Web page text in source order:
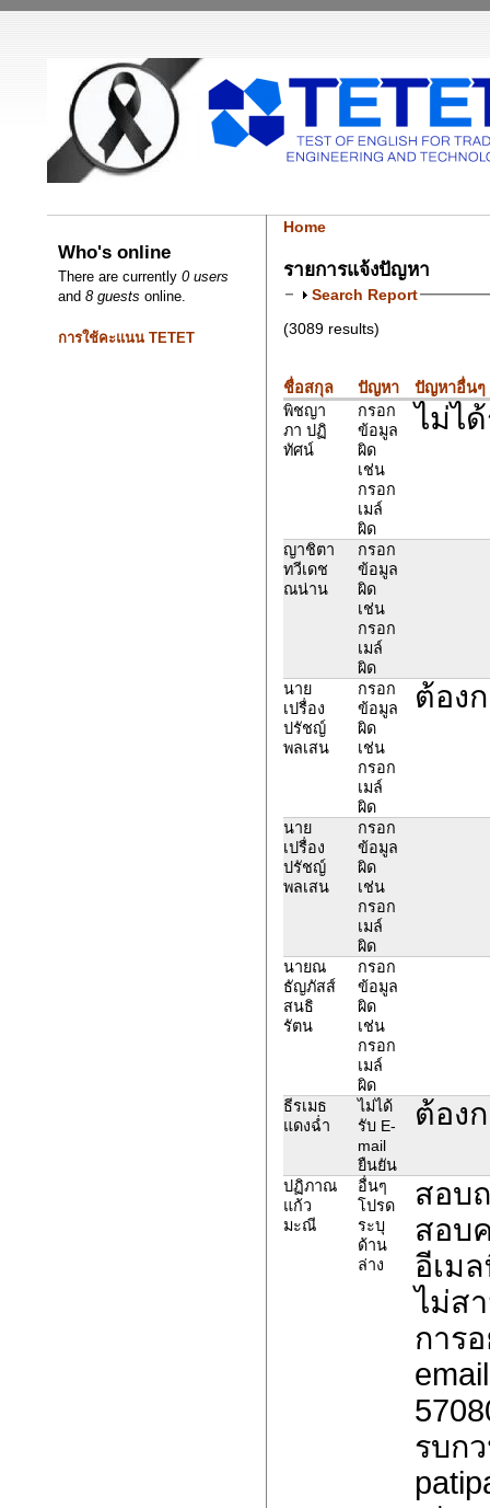
Who's online
There are currently0 users
and8 guests online.
การใช้คะแนน TETET
Home
รายการแจ้งปัญหา
Search Report
(3089 results)
ชื่อสกุล ปัญหา
ปัญหาอื่นๆ
พิชญา
ภา ปฏิ
ทัศน์
กรอก
ข้อมูล
ผิด
เช่น
กรอก
เมล์
ผิด
ไม่ไ
ญาชิตา
ทวีเดช
ณน่าน
กรอก
ข้อมูล
ผิด
เช่น
กรอก
เมล์
ผิด
นาย
เปรื่อง
ปรัชญ์
พลเสน
กรอก
ข้อมูล
ผิด
เช่น
กรอก
เมล์
ผิด
ต้อง
นาย
เปรื่อง
ปรัชญ์
พลเสน
กรอก
ข้อมูล
ผิด
เช่น
กรอก
เมล์
ผิด
นายณ
ธัญภัสส์
สนธิ
รัตน
กรอก
ข้อมูล
ผิด
เช่น
กรอก
เมล์
ผิด
ธีรเมธ
แดงฉ่ำ
ไม่ได้
รับ E-
mail
ยืนยัน
ต้อง
ปฏิภาณ
แก้ว
มะณี
อื่นๆ
โปรด
ระบุ
ด้าน
ล่าง
สอบ
สอบ
อีเม
ไม่ส
การ
รบก